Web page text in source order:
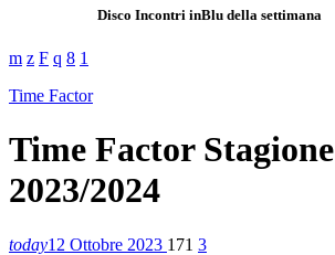
Disco Incontri inBlu della settimana
Time Factor
Time Factor Stagione
2023/2024
today12 Ottobre 2023 171 3